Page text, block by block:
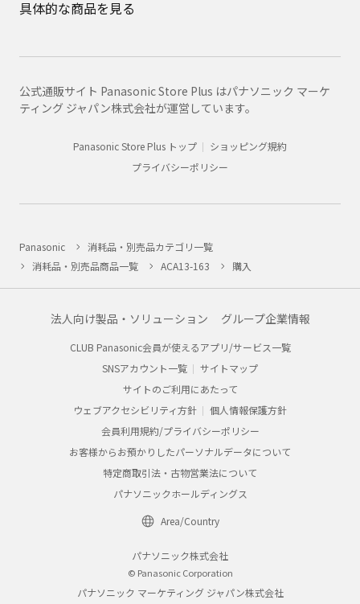
具体的な商品を見る
公式通販サイト Panasonic Store Plus はパナソニック マーケ
ティング ジャパン株式会社が運営しています。
Panasonic Store Plus トップ
ショッピング規約
プライバシーポリシー
Panasonic
消耗品・別売品カテゴリ一覧
消耗品・別売品商品一覧
ACA13-163 購入
法人向け製品・ソリューション グループ企業情報
CLUB Panasonic会員が使えるアプリ/サービス一覧
SNSアカウント一覧
サイトマップ
サイトのご利用にあたって
ウェブアクセシビリティ方針
個人情報保護方針
会員利用規約/プライバシーポリシー
お客様からお預かりしたパーソナルデータについて
特定商取引法・古物営業法について
パナソニックホールディングス
Area/Country
パナソニック株式会社
© Panasonic Corporation
パナソニック マーケティング ジャパン株式会社